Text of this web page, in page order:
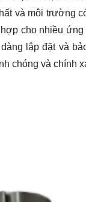
và môi trường
cho nhiều
lắp đặt và
chóng và chính